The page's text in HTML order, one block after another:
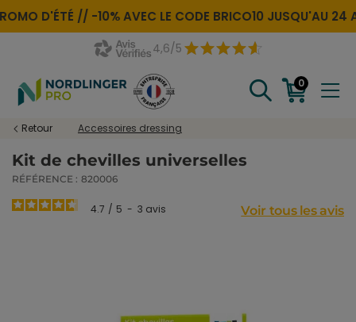
D'ÉTÉ // -10% AVEC LE CODEBRICO10JUSQU'AU 24
4,6/5
0
Retour Accessoires dressing
Kit de chevilles universelles
RÉFÉRENCE : 820006
4.7 / 5 - 3 avis Voir tous les avis